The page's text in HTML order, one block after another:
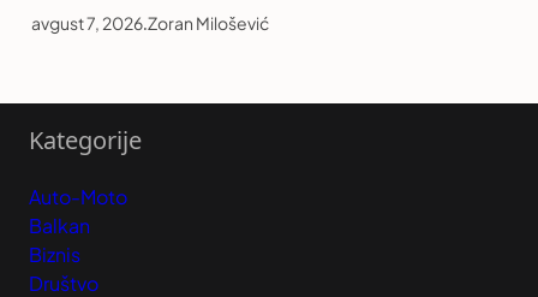
avgust 7, 2026.Zoran Milošević
Kategorije
Auto-Moto
Balkan
Biznis
Društvo